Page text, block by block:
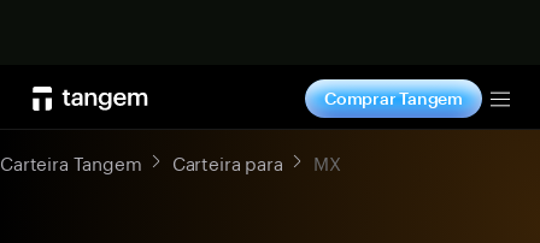
Comprar Tangem
Carteira Tangem Carteira para MX